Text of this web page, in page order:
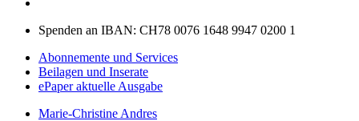
Spenden an IBAN: CH78 0076 1648 9947 0200 1
Abonnemente und Services
Beilagen und Inserate
ePaper aktuelle Ausgabe
Marie-Christine Andres